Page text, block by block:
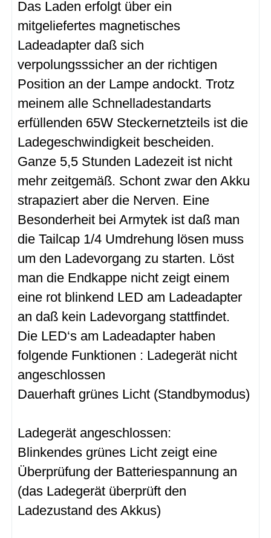
Das Laden erfolgt über ein
mitgeliefertes magnetisches
Ladeadapter daß sich
verpolungsssicher an der richtigen
Position an der Lampe andockt. Trotz
meinem alle Schnelladestandarts
erfüllenden 65W Steckernetzteils ist die
Ladegeschwindigkeit bescheiden.
Ganze 5,5 Stunden Ladezeit ist nicht
mehr zeitgemäß. Schont zwar den Akku
strapaziert aber die Nerven. Eine
Besonderheit bei Armytek ist daß man
die Tailcap 1/4 Umdrehung lösen muss
um den Ladevorgang zu starten. Löst
man die Endkappe nicht zeigt einem
eine rot blinkend LED am Ladeadapter
an daß kein Ladevorgang stattfindet.
Die LED‘s am Ladeadapter haben
folgende Funktionen : Ladegerät nicht
angeschlossen
Dauerhaft grünes Licht (Standbymodus)
Ladegerät angeschlossen:
Blinkendes grünes Licht zeigt eine
Überprüfung der Batteriespannung an
(das Ladegerät überprüft den
Ladezustand des Akkus)